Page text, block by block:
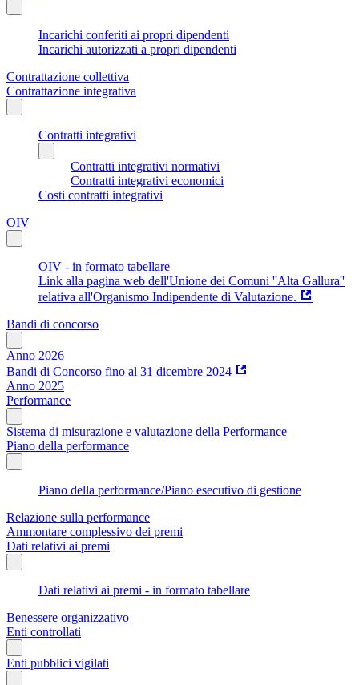
Incarichi conferiti ai propri dipendenti
Incarichi autorizzati a propri dipendenti
Contrattazione collettiva
Contrattazione integrativa
Contratti integrativi
Contratti integrativi normativi
Contratti integrativi economici
Costi contratti integrativi
OIV
OIV - in formato tabellare
Link alla pagina web dell'Unione dei Comuni ''Alta Gallura''
relativa all'Organismo Indipendente di Valutazione.
Bandi di concorso
Anno 2026
Bandi di Concorso fino al 31 dicembre 2024
Anno 2025
Performance
Sistema di misurazione e valutazione della Performance
Piano della performance
Piano della performance/Piano esecutivo di gestione
Relazione sulla performance
Ammontare complessivo dei premi
Dati relativi ai premi
Dati relativi ai premi - in formato tabellare
Benessere organizzativo
Enti controllati
Enti pubblici vigilati